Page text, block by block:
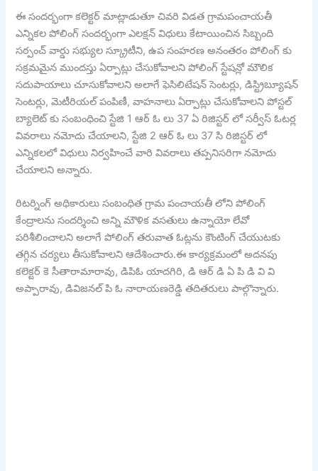
ఈ సందర్భంగా కలెక్టర్ మాట్లాడుతూ చివరి విడత గ్రామపంచాయతీ
ఎన్నికల పోలింగ్ సందర్భంగా ఎలక్షన్ విధులు కేటాయించిన సిబ్బంది
సర్పంచ్ వార్డు సభ్యుల స్క్రూటీని, ఉప సంహరణ అనంతరం పోలింగ్ కు
సక్రమమైన ముందస్తు ఏర్పాట్లు చేసుకోవాలని పోలింగ్ స్టేషన్లో మౌలిక
సదుపాయాలు చూసుకోవాలని అలాగే ఫెసిలిటేషన్ సెంటర్లు, డిస్ట్రిబ్యూషన్
సెంటర్లు, మెటీరియల్ పంపిణీ, వాహనాలు ఏర్పాట్లు చేసుకోవాలని పోస్టల్
బ్యాలెట్ కు సంబంధించి స్టేజి 1 ఆర్ ఓ లు 37 ఏ రిజిస్టర్ లో సర్వీస్ ఓటర్ల
వివరాలు నమోదు చేయాలని, స్టేజి 2 ఆర్ ఓ లు 37 సి రిజిస్టర్ లో
ఎన్నికలలో విధులు నిర్వహించే వారి వివరాలు తప్పనిసరిగా నమోదు
చేయాలని అన్నారు.
రిటర్నింగ్ అధికారులు సంబంధిత గ్రామ పంచాయతీ లోని పోలింగ్
కేంద్రాలను సందర్శించి అన్ని మౌళిక వసతులు ఉన్నాయో లేవో
పరిశీలించాలని అలాగే పోలింగ్ తరువాత ఓట్లను కౌంటింగ్ చేయుటకు
తగ్గిన చర్యలు తీసుకోవాలని ఆదేశించారు.ఈ కార్యక్రమంలో అదనపు
కలెక్టర్ కె సీతారామారావు, డిపిఓ యాదగిరి, డి ఆర్ డి ఏ పి డి వి వి
అప్పారావు, డివిజనల్ పి ఓ నారాయణరెడ్డి తదితరులు పాల్గొన్నారు.